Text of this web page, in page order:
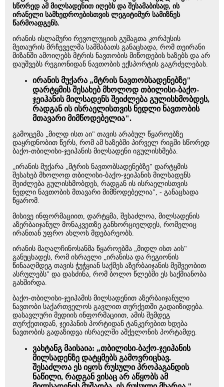
სწორედ ამ მილსადენით იღებს და შესამაბისად, ის
ირანელი სამხედროებისთვის ლეგიტიმურ სამიზნეს
წარმოადგენს.
ირანის ისლამური რევოლუციის გუშაგთა კორპუსის
მეთაურის მრჩეველმა სამშაბათს განაცხადა, რომ თეირანი
მიზანში ამოიღებს მტრის ნავთობის მიწოდების ხაზებს და არ
დაუშვებს რეგიონიდან ნავთობის ექსპორტის გაგრძელებას.
ირანის მუქარა „მტრის ნავთობსადენებზე"
დარტყმის შესახებ მხოლოდ თბილისი-ბაქო-
ჯეიჰანის მილსადენს შეიძლება გულისხმობდეს,
რადგან ის ისრაელისთვის ნედლი ნავთობის
მთავარი მიმწოდებელია".
გამოცემა „მილდ ისთ აი" თავის არაბულ წყაროებზე
დაყრდნობით წერს, რომ ამ ხაზებში პირველ რიგში სწორედ
ბაქო-თბილისი-ჯეიჰანის მილსადენი იგულისხმება.
„ირანის მუქარა „მტრის ნავთობსადენებზე" დარტყმის
შესახებ მხოლოდ თბილისი-ბაქო-ჯეიჰანის მილსადენს
შეიძლება გულისხმობდეს, რადგან ის ისრაელისთვის
ნედლი ნავთობის მთავარი მიმწოდებელია", - განაცხადა
წყარომ.
მისივე ინფორმაციით, დარტყმა, შესაძლოა, მილსადენის
აზერბაიჯანულ მონაკვეთზე განხორციელდეს, რომელიც
ირანთან უფრო ახლოს მდებარეობს.
ირანის მაღალჩინოსანმა წყაროებმა „მიდლ ისთ აის"
განუცხადეს, რომ ისრაელი „ირანისა და რეგიონის
წინააღმდეგ თავის ჭუჭყიან საქმეს აზერბაიჯანის მეშვეობით
ასრულებს" და დასძინა, რომ ბოლო წლებში ეს საქმიანობა
გახშირდა.
ბაქო-თბილისი-ჯეიჰამის მილსადენით აზერბაიჯანული
ნავთობი საქართველოს გავლით თურქეთში გადაიზიდება.
დასავლური მედიის ინფორმაციით, ამის შემდეგ
თურქეთიდან, ჯეიჰანის პორტიდან ტანკერებით ხდება
ნავთობის გადაზიდვა ისრაელში აშქელონის პორტამდე.
ვახტანგ მაისაია: „თბილისი-ბაქო-ჯეიჰანის
მილსადენზე დატყმებს გამოვრიცხავ.
შესაძლოა ეს იყოს რუსული პროპაგანდის
ნაწილი, რადგან ვისაც არ აწყობს ამ